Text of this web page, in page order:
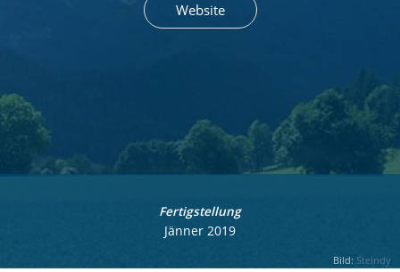
Bild: Steindy
Website
Fertigstellung
Jänner 2019